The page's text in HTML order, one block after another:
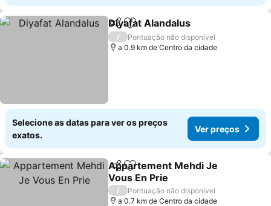
PartilharAdicionar aos favoritos
Diyafat Alandalus
/
Pontuação não disponível
a 0.9 km de Centro da cidade
Selecione as datas para ver os preços
exatos.
Ver preços
PartilharAdicionar aos favoritos
Appartement Mehdi Je
Vous En Prie
/
Pontuação não disponível
a 0.7 km de Centro da cidade